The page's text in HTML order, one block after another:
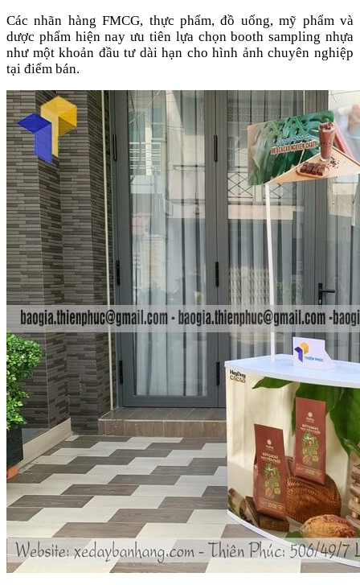
Các nhãn hàng FMCG, thực phẩm, đồ uống, mỹ phẩm và
dược phẩm hiện nay ưu tiên lựa chọn booth sampling nhựa
như một khoản đầu tư dài hạn cho hình ảnh chuyên nghiệp
tại điểm bán.